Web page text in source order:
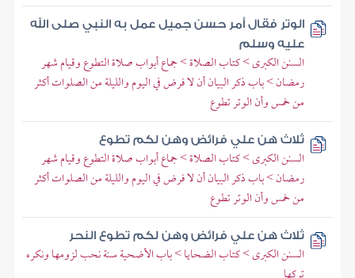
الوتر فقال أمر حسن جميل عمل به النبي صلى الله
عليه وسلم
السنن الكبرى > كتاب الصلاة > جماع أبواب صلاة التطوع وقيام شهر
رمضان > باب ذكر البيان أن لا فرض في اليوم والليلة من الصلوات أكثر
من خمس وأن الوتر تطوع
ثلاث هن علي فرائض وهن لكم تطوع
السنن الكبرى > كتاب الصلاة > جماع أبواب صلاة التطوع وقيام شهر
رمضان > باب ذكر البيان أن لا فرض في اليوم والليلة من الصلوات أكثر
من خمس وأن الوتر تطوع
ثلاث هن علي فرائض وهن لكم تطوع النحر
السنن الكبرى > كتاب الضحايا > باب الأضحية سنة نحب لزومها ونكره